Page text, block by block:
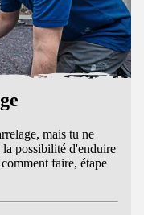
mais tu ne
la possibilité d'enduire
faire, étape